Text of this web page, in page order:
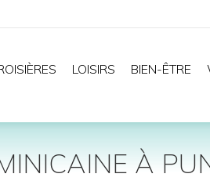
LOISIRS BIEN-ÊTRE
À